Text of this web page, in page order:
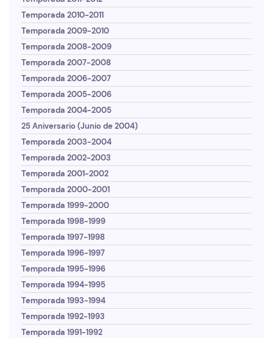
Temporada 2010-2011
Temporada 2009-2010
Temporada 2008-2009
Temporada 2007-2008
Temporada 2006-2007
Temporada 2005-2006
Temporada 2004-2005
25 Aniversario (Junio de 2004)
Temporada 2003-2004
Temporada 2002-2003
Temporada 2001-2002
Temporada 2000-2001
Temporada 1999-2000
Temporada 1998-1999
Temporada 1997-1998
Temporada 1996-1997
Temporada 1995-1996
Temporada 1994-1995
Temporada 1993-1994
Temporada 1992-1993
Temporada 1991-1992